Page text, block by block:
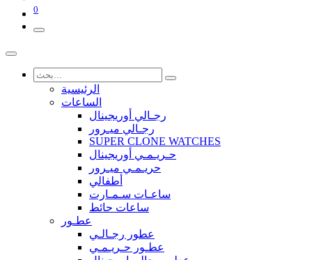
0
الرئيسية
الساعات
رجـالي أوريجينال
رجـالي ميـرور
SUPER CLONE WATCHES
حـريـمـي أوريجينال
حريـمـي ميـرور
أطفالي
ساعـات سـمـارت
ساعات حائط
عطـور
عطور رجـالـي
عطـور حـريـمـي